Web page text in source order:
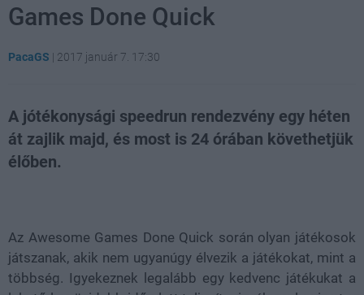
Games Done Quick
PacaGS | 2017 január 7. 17:30
A jótékonysági speedrun rendezvény egy héten
át zajlik majd, és most is 24 órában követhetjük
élőben.
Az Awesome Games Done Quick során olyan játékosok
játszanak, akik nem ugyanúgy élvezik a játékokat, mint a
többség. Igyekeznek legalább egy kedvenc játékukat a